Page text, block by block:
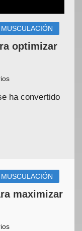
MUSCULACIÓN
optimizar
ha convertido
MUSCULACIÓN
maximizar